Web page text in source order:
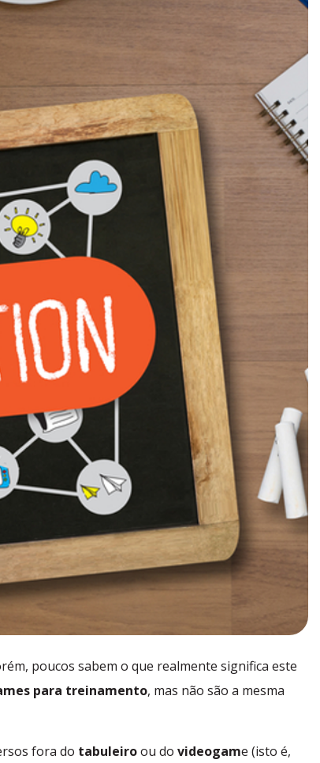
poucos sabem o que realmente significa este
para treinamento, mas não são a mesma
fora do tabuleiroou do videogame (isto é,